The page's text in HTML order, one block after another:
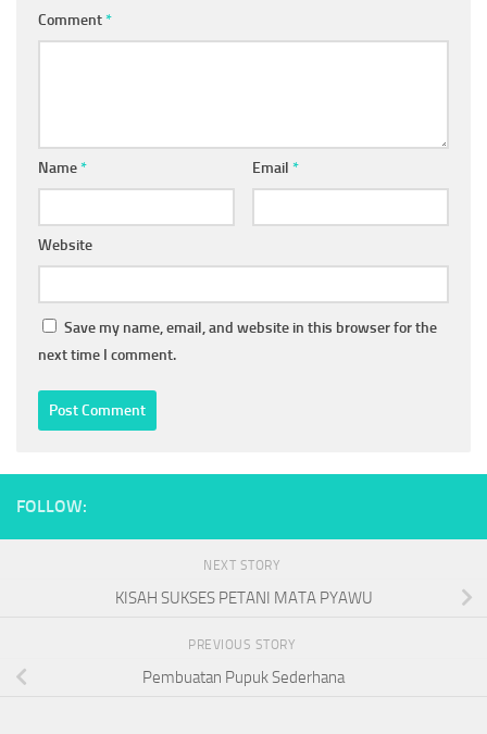
Comment*
Name* Email *
Website
Save my name, email, and website in this browser for the
next time I comment.
FOLLOW:
NEXT STORY
KISAH SUKSES PETANI MATA PYAWU
PREVIOUS STORY
Pembuatan Pupuk Sederhana